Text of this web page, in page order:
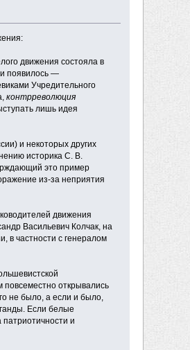
движения состояла в
и появилось —
Учредительного
контрреволюция
лишь идея
и некоторых других
историка С. В.
это пример
из-за неприятия
движения
Васильевич Колчак, на
в частности с генералом
открывались
не было, а если и было,
Если белые
и